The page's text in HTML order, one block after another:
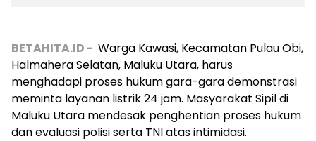
BETAHITA.ID - Warga Kawasi, Kecamatan Pulau Obi,
Halmahera Selatan, Maluku Utara, harus
menghadapi proses hukum gara-gara demonstrasi
meminta layanan listrik 24 jam. Masyarakat Sipil di
Maluku Utara mendesak penghentian proses hukum
dan evaluasi polisi serta TNI atas intimidasi.